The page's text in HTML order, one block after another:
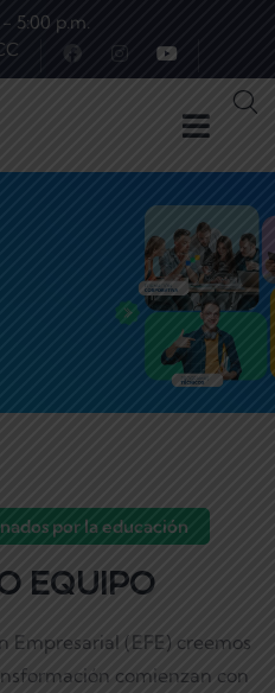
5:00 p.m.
por la educación
EQUIPO
Empresarial (EFE) creemos
comienzan con